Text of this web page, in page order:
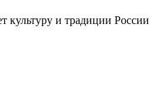
культуру и традиции России